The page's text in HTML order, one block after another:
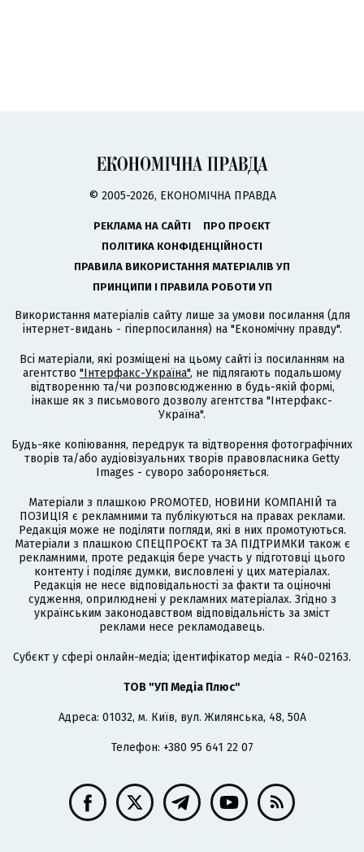
© 2005-2026, ЕКОНОМІЧНА ПРАВДА
РЕКЛАМА НА САЙТІ
ПРО ПРОЄКТ
ПОЛІТИКА КОНФІДЕНЦІЙНОСТІ
ПРАВИЛА ВИКОРИСТАННЯ МАТЕРІАЛІВ УП
ПРИНЦИПИ І ПРАВИЛА РОБОТИ УП
Використання матеріалів сайту лише за умови посилання (для
інтернет-видань - гіперпосилання) на "Економічну правду".
Всі матеріали, які розміщені на цьому сайті із посиланням на
агентство "Інтерфакс-Україна", не підлягають подальшому
відтворенню та/чи розповсюдженню в будь-якій формі,
інакше як з письмового дозволу агентства "Інтерфакс-
Україна".
Будь-яке копіювання, передрук та відтворення фотографічних
творів та/або аудіовізуальних творів правовласника Getty
Images - суворо забороняється.
Матеріали з плашкою PROMOTED, НОВИНИ КОМПАНІЙ та
ПОЗИЦІЯ є рекламними та публікуються на правах реклами.
Редакція може не поділяти погляди, які в них промотуються.
Матеріали з плашкою СПЕЦПРОЄКТ та ЗА ПІДТРИМКИ також є
рекламними, проте редакція бере участь у підготовці цього
контенту і поділяє думки, висловлені у цих матеріалах.
Редакція не несе відповідальності за факти та оціночні
судження, оприлюднені у рекламних матеріалах. Згідно з
українським законодавством відповідальність за зміст
реклами несе рекламодавець.
Cубєкт у сфері онлайн-медіа; ідентифікатор медіа - R40-02163.
ТОВ "УП Медіа Плюс"
Адреса: 01032, м. Київ, вул. Жилянська, 48, 50А
Телефон: +380 95 641 22 07